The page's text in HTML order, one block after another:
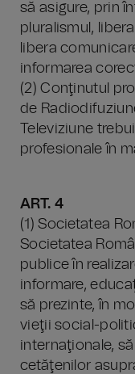
să asigure, prin
pluralismul,
libera
informarea
(2) Conţinutul
de
Televiziune
profesionale în
ART. 4
(1) Societatea
Societatea
publice în
informare,
să prezinte, în
vieţii social-
internaţionale,
cetăţenilor